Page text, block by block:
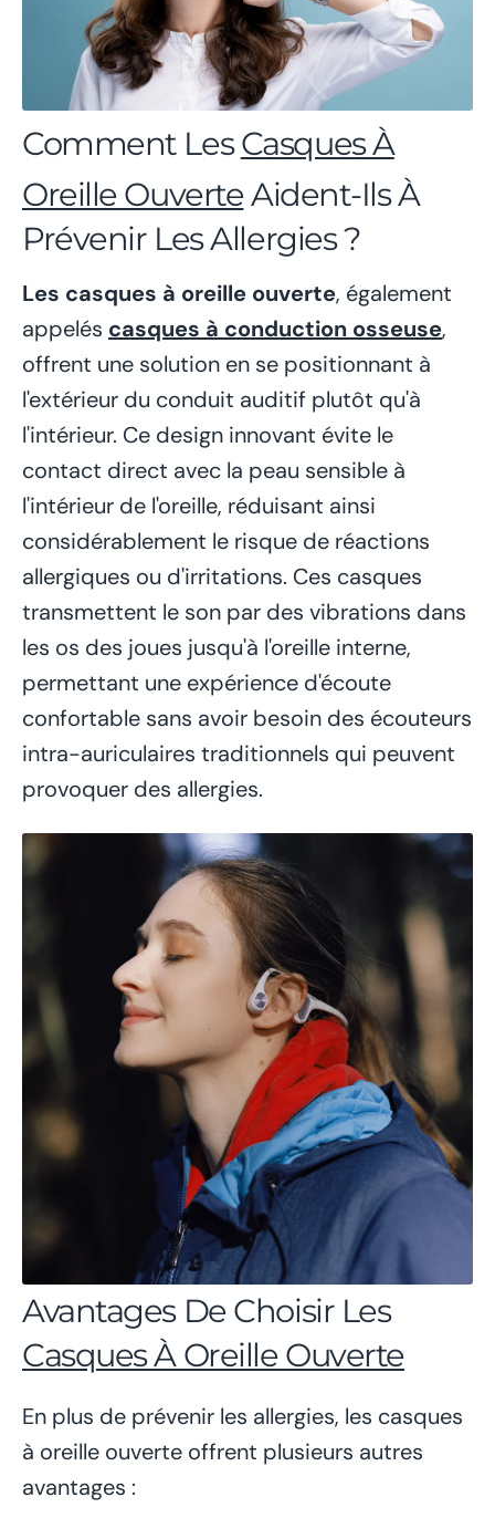
Comment LesCasques À
Oreille OuverteAident-Ils À
Prévenir Les Allergies ?
Les casques à oreille ouverte, également
appelés casques à conduction osseuse,
offrent une solution en se positionnant à
l'extérieur du conduit auditif plutôt qu'à
l'intérieur. Ce design innovant évite le
contact direct avec la peau sensible à
l'intérieur de l'oreille, réduisant ainsi
considérablement le risque de réactions
allergiques ou d'irritations. Ces casques
transmettent le son par des vibrations dans
les os des joues jusqu'à l'oreille interne,
permettant une expérience d'écoute
confortable sans avoir besoin des écouteurs
intra-auriculaires traditionnels qui peuvent
provoquer des allergies.
Avantages De Choisir Les
Casques À Oreille Ouverte
En plus de prévenir les allergies, les casques
à oreille ouverte offrent plusieurs autres
avantages :